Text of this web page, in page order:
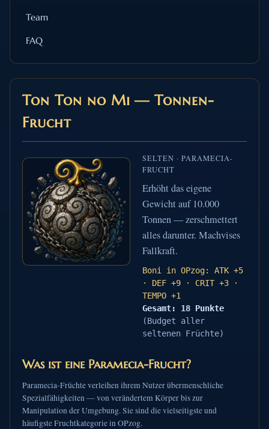
Team
FAQ
Ton Ton no Mi — Tonnen-
Frucht
SELTEN · PARAMECIA-
FRUCHT
Erhöht das eigene
Gewicht auf 10.000
Tonnen — zerschmettert
alles darunter. Machvises
Fallkraft.
Boni in OPzog: ATK +5
· DEF +9 · CRIT +3 ·
TEMPO +1
Gesamt: 18 Punkte
(Budget aller
seltenen Früchte)
Was ist eine Paramecia-Frucht?
Paramecia-Früchte verleihen ihrem Nutzer übermenschliche
Spezialfähigkeiten — von verändertem Körper bis zur
Manipulation der Umgebung. Sie sind die vielseitigste und
häufigste Fruchtkategorie in OPzog.